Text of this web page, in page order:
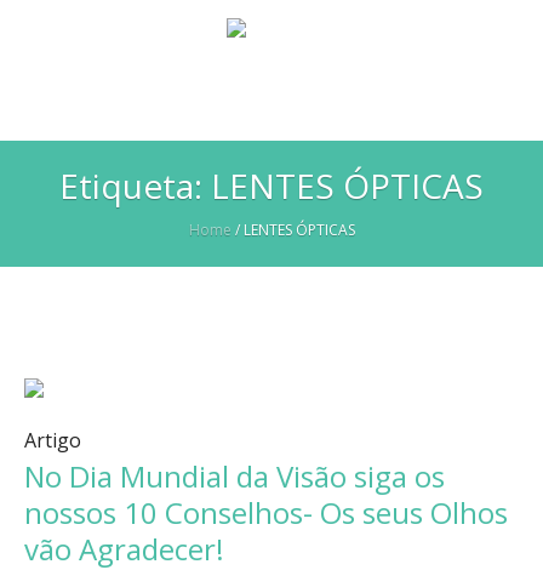
Etiqueta: LENTES ÓPTICAS
Home / LENTES ÓPTICAS
Artigo
No Dia Mundial da Visão siga os
nossos 10 Conselhos- Os seus Olhos
vão Agradecer!